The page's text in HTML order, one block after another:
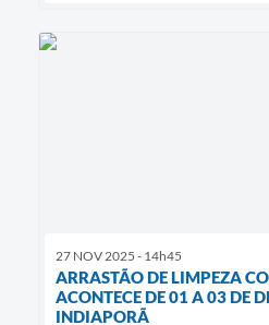
27 NOV 2025 - 14h45
ARRASTÃO DE LIMPEZA
ACONTECE DE 01 A 03 DE
INDIAPORÃ